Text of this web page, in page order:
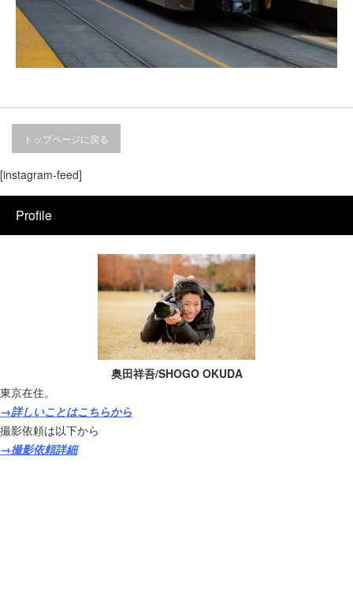
トップページに戻る
[instagram-feed]
Profile
奥田祥吾/SHOGO OKUDA
東京在住。
→詳しいことはこちらから
撮影依頼は以下から
→撮影依頼詳細